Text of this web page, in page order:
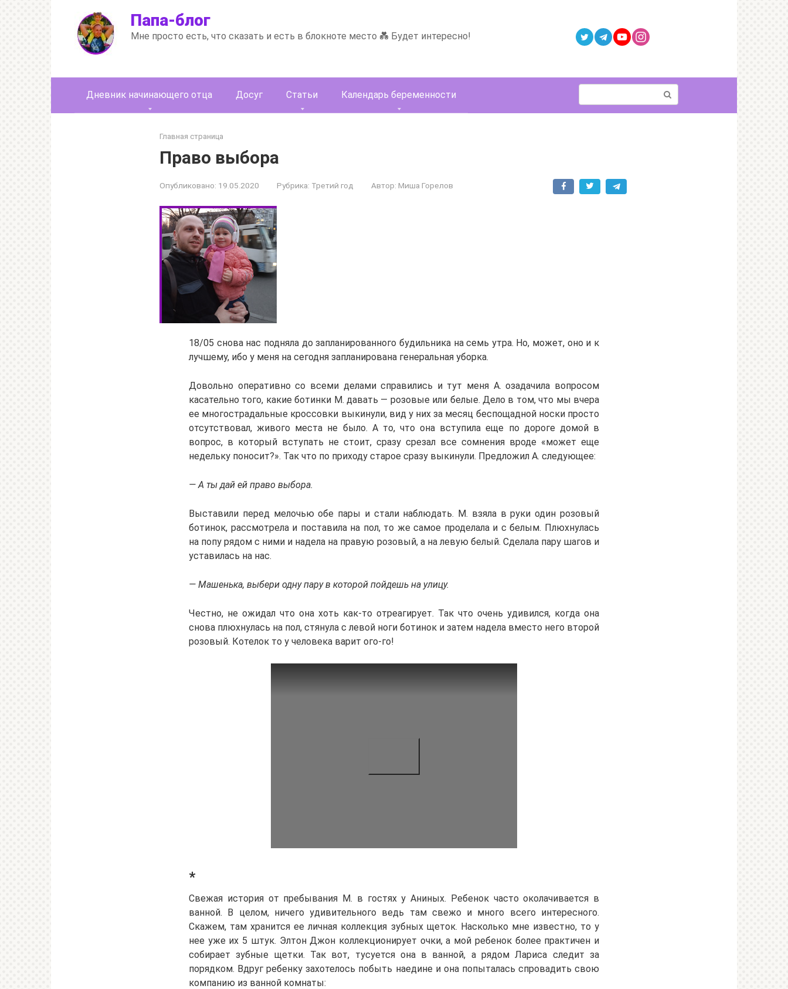
Папа-блог
Мне просто есть, что сказать и есть в блокноте место 💑 Будет интересно!
Дневник начинающего отца Досуг Статьи Календарь беременности
Главная страница
Право выбора
Опубликовано: 19.05.2020 Рубрика: Третий год Автор: Миша Горелов
18/05 снова нас подняла до запланированного будильника на семь утра. Но, может, оно и к
лучшему, ибо у меня на сегодня запланирована генеральная уборка.
Довольно оперативно со всеми делами справились и тут меня А. озадачила вопросом
касательно того, какие ботинки М. давать — розовые или белые. Дело в том, что мы вчера
ее многострадальные кроссовки выкинули, вид у них за месяц беспощадной носки просто
отсутствовал, живого места не было. А то, что она вступила еще по дороге домой в
вопрос, в который вступать не стоит, сразу срезал все сомнения вроде «может еще
недельку поносит?». Так что по приходу старое сразу выкинули. Предложил А. следующее:
— А ты дай ей право выбора.
Выставили перед мелочью обе пары и стали наблюдать. М. взяла в руки один розовый
ботинок, рассмотрела и поставила на пол, то же самое проделала и с белым. Плюхнулась
на попу рядом с ними и надела на правую розовый, а на левую белый. Сделала пару шагов и
уставилась на нас.
— Машенька, выбери одну пару в которой пойдешь на улицу.
Честно, не ожидал что она хоть как-то отреагирует. Так что очень удивился, когда она
снова плюхнулась на пол, стянула с левой ноги ботинок и затем надела вместо него второй
розовый. Котелок то у человека варит ого-го!
*
Свежая история от пребывания М. в гостях у Аниных. Ребенок часто околачивается в
ванной. В целом, ничего удивительного ведь там свежо и много всего интересного.
Скажем, там хранится ее личная коллекция зубных щеток. Насколько мне известно, то у
нее уже их 5 штук. Элтон Джон коллекционирует очки, а мой ребенок более практичен и
собирает зубные щетки. Так вот, тусуется она в ванной, а рядом Лариса следит за
порядком. Вдруг ребенку захотелось побыть наедине и она попыталась спровадить свою
компанию из ванной комнаты: